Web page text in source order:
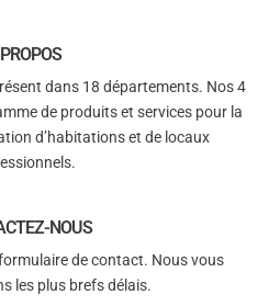
dans 18 départements. Nos 4
de produits et services pour la
d’habitations et de locaux
NOUS
de contact. Nous vous
les plus brefs délais.